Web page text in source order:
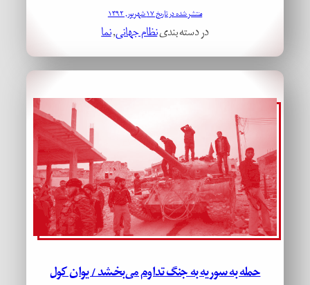
منتشر شده در تاریخ ۱۷ شهریور, ۱۳۹۲
در دسته بندینظام جهانی, نما
حمله‌ به سوریه به جنگ تداوم می‌بخشد / یوان کول